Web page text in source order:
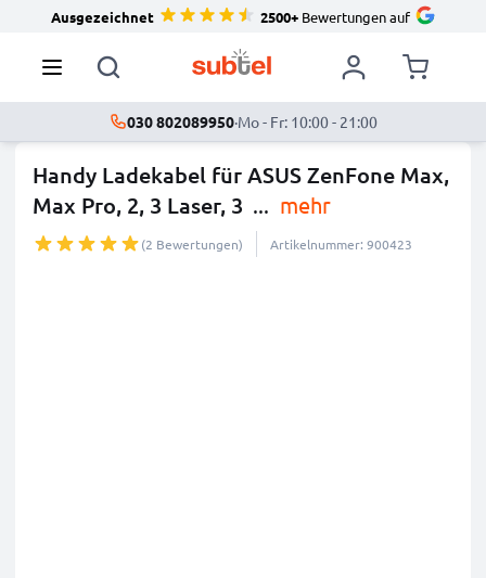
Ausgezeichnet 2500+Bewertungen auf
030 802089950·Mo - Fr: 10:00 - 21:00
Handy Ladekabel für ASUS ZenFone Max,
Max Pro, 2, 3 Laser, 3 ... mehr
(2 Bewertungen) Artikelnummer: 900423